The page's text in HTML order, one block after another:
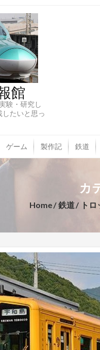
館
験・研究し
たいと思っ
ゲーム 製作記 鉄道
カ
Home 鉄道 ト